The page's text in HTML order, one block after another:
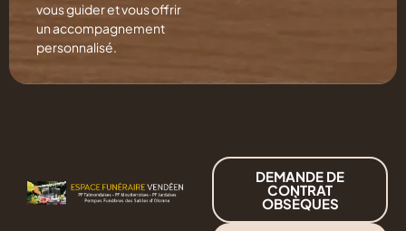
vous guider et vous offrir
un accompagnement
personnalisé.
DEMANDE DE
CONTRAT
OBSÈQUES